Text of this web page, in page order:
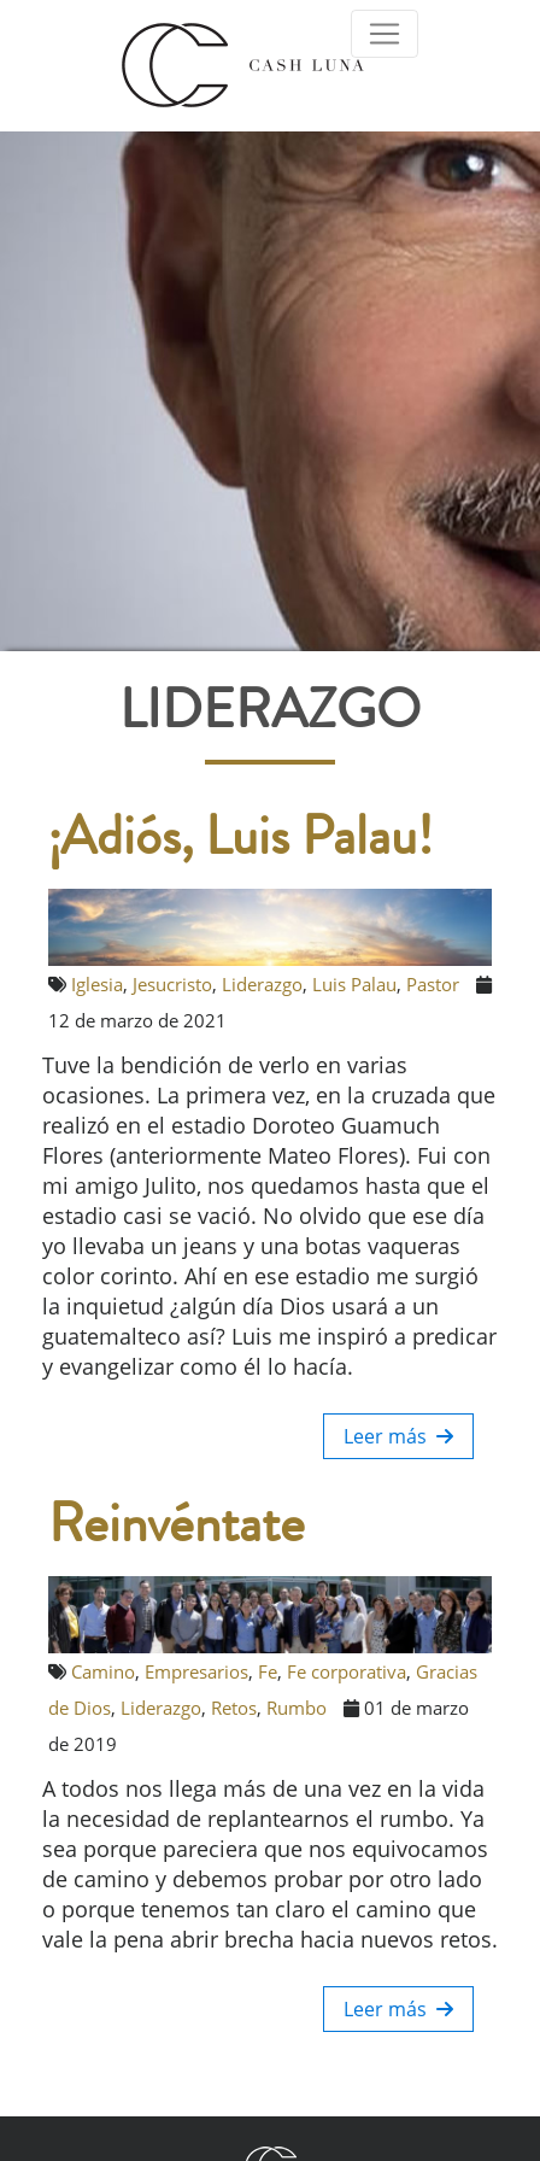
LIDERAZGO
¡Adiós, Luis Palau!
Iglesia, Jesucristo, Liderazgo, Luis Palau, Pastor
12 de marzo de 2021
Tuve la bendición de verlo en varias
ocasiones. La primera vez, en la cruzada que
realizó en el estadio Doroteo Guamuch
Flores (anteriormente Mateo Flores). Fui con
mi amigo Julito, nos quedamos hasta que el
estadio casi se vació. No olvido que ese día
yo llevaba un jeans y una botas vaqueras
color corinto. Ahí en ese estadio me surgió
la inquietud ¿algún día Dios usará a un
guatemalteco así? Luis me inspiró a predicar
y evangelizar como él lo hacía.
Leer más
Reinvéntate
Camino, Empresarios, Fe, Fe corporativa, Gracias
de Dios, Liderazgo, Retos, Rumbo
01 de marzo
de 2019
A todos nos llega más de una vez en la vida
la necesidad de replantearnos el rumbo. Ya
sea porque pareciera que nos equivocamos
de camino y debemos probar por otro lado
o porque tenemos tan claro el camino que
vale la pena abrir brecha hacia nuevos retos.
Leer más